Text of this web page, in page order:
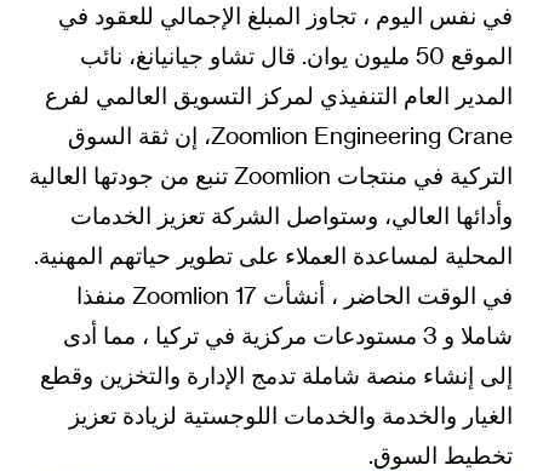
في نفس اليوم ، تجاوز المبلغ الإجمالي للعقود في
الموقع 50 مليون يوان. قال تشاو جيانيانغ، نائب
المدير العام التنفيذي لمركز التسويق العالمي لفرع
Zoomlion Engineering Crane، إن ثقة السوق
التركية في منتجات Zoomlion تنبع من جودتها العالية
وأدائها العالي، وستواصل الشركة تعزيز الخدمات
المحلية لمساعدة العملاء على تطوير حياتهم المهنية.
في الوقت الحاضر ، أنشأت Zoomlion 17 منفذا
شاملا و 3 مستودعات مركزية في تركيا ، مما أدى
إلى إنشاء منصة شاملة تدمج الإدارة والتخزين وقطع
الغيار والخدمة والخدمات اللوجستية لزيادة تعزيز
تخطيط السوق.